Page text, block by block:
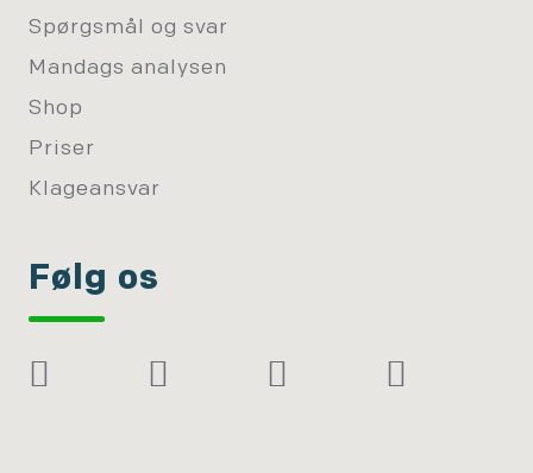
Spørgsmål og svar
Mandags analysen
Shop
Priser
Klageansvar
Følg os